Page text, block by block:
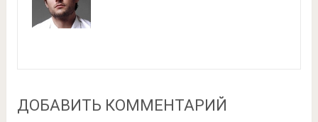
ДОБАВИТЬ КОММЕНТАРИЙ